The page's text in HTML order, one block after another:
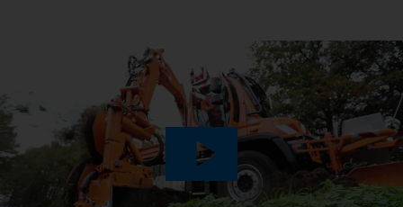
Play